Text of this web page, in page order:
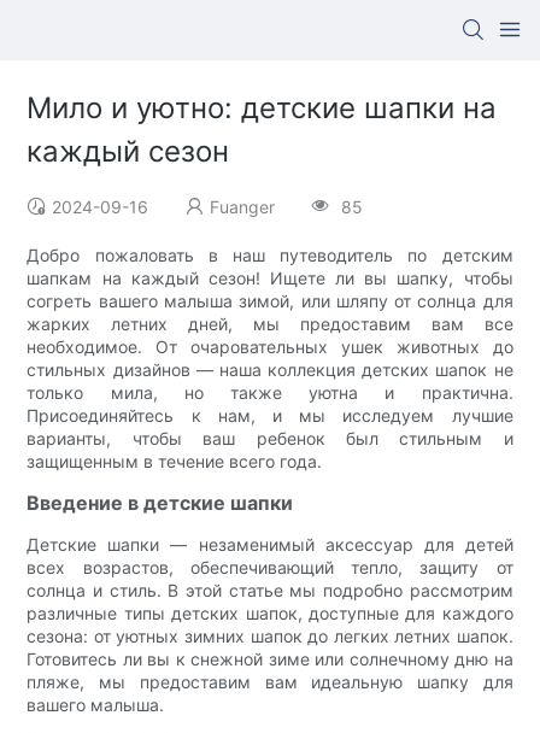
Мило и уютно: детские шапки на
каждый сезон
2024-09-16 Fuanger 85
Добро пожаловать в наш путеводитель по детским
шапкам на каждый сезон! Ищете ли вы шапку, чтобы
согреть вашего малыша зимой, или шляпу от солнца для
жарких летних дней, мы предоставим вам все
необходимое. От очаровательных ушек животных до
стильных дизайнов — наша коллекция детских шапок не
только мила, но также уютна и практична.
Присоединяйтесь к нам, и мы исследуем лучшие
варианты, чтобы ваш ребенок был стильным и
защищенным в течение всего года.
Введение в детские шапки
Детские шапки — незаменимый аксессуар для детей
всех возрастов, обеспечивающий тепло, защиту от
солнца и стиль. В этой статье мы подробно рассмотрим
различные типы детских шапок, доступные для каждого
сезона: от уютных зимних шапок до легких летних шапок.
Готовитесь ли вы к снежной зиме или солнечному дню на
пляже, мы предоставим вам идеальную шапку для
вашего малыша.